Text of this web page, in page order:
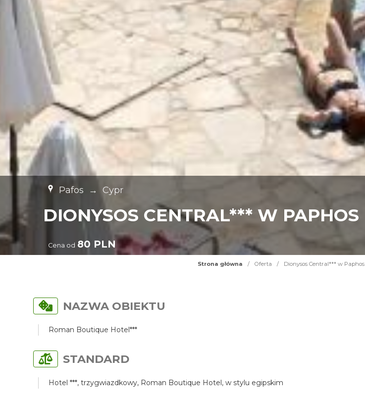
Pafos → Cypr
DIONYSOS CENTRAL*** W PAPHOS
Cena od 80 PLN
Strona główna / Oferta / Dionysos Central*** w Paphos
NAZWA OBIEKTU
Roman Boutique Hotel***
STANDARD
Hotel ***, trzygwiazdkowy, Roman Boutique Hotel, w stylu egipskim